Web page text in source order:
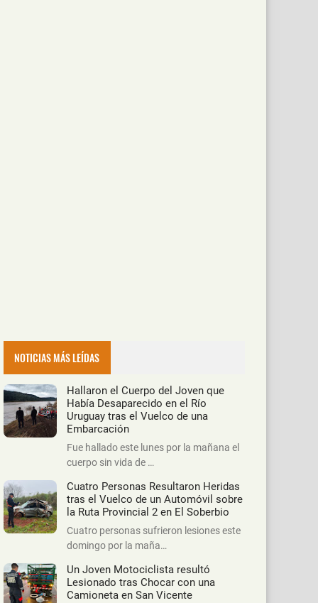
NOTICIAS MÁS LEÍDAS
Hallaron el Cuerpo del Joven que
Había Desaparecido en el Río
Uruguay tras el Vuelco de una
Embarcación
Fue hallado este lunes por la mañana el
cuerpo sin vida de …
Cuatro Personas Resultaron Heridas
tras el Vuelco de un Automóvil sobre
la Ruta Provincial 2 en El Soberbio
Cuatro personas sufrieron lesiones este
domingo por la maña…
Un Joven Motociclista resultó
Lesionado tras Chocar con una
Camioneta en San Vicente